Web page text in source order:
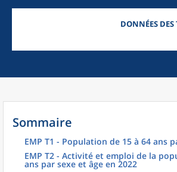
DONNÉES
Sommaire
EMP T1 - Population de 15 à 64 ans
EMP T2 - Activité et emploi de la
ans par sexe et âge en 2022